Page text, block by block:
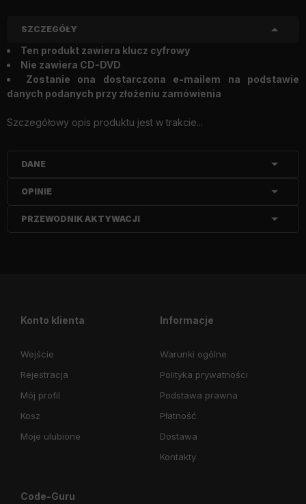
SZCZEGÓŁY
Ten produkt zawiera klucz cyfrowy
Nie zawiera CD-DVD
Zostanie ona dostarczona e-mailem na podstawie
danych podanych przy złożeniu zamówienia
Szczegółowy opis produktu jest w trakcie...
DANE
OPINIE
PRZEWODNIK AKTYWACJI
Konto klienta
Wejście
Rejestracja
Mój profil
Kosz
Moje ulubione
Informacje
Warunki ogólne
Polityka prywatności
Podstawa prawna
Płatność
Dostawa
Kontakty
Code-Guru